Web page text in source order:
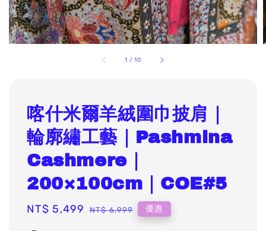
1 /10
喀什米爾羊絨圍巾披肩｜
輪廓繡工藝｜Pashmina
Cashmere｜
200×100cm｜COE#5
Sale
NT$ 5,499 Regular
NT$ 6,999 優惠